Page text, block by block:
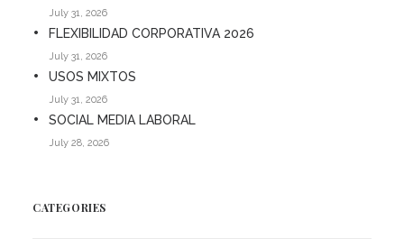
July 31, 2026
FLEXIBILIDAD CORPORATIVA 2026
July 31, 2026
USOS MIXTOS
July 31, 2026
SOCIAL MEDIA LABORAL
July 28, 2026
CATEGORIES